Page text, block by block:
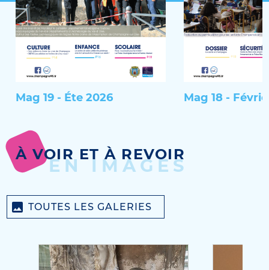
Mag 19 - Éte 2026 Mag 18 -
À VOIR ET À REVOIR
EN IMAGES
TOUTES LES GALERIES